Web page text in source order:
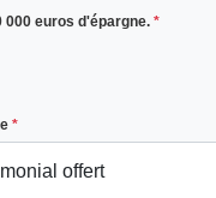
000 euros d'épargne. *
*